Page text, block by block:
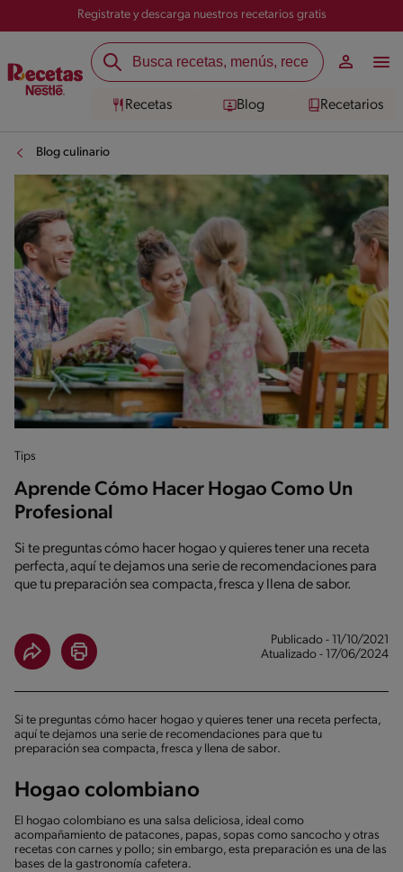
Registrate y descarga nuestros recetarios gratis
Recetas Blog Recetarios
Blog culinario
Tips
Aprende Cómo Hacer Hogao Como Un
Profesional
Si te preguntas cómo hacer hogao y quieres tener una receta
perfecta, aquí te dejamos una serie de recomendaciones para
que tu preparación sea compacta, fresca y llena de sabor.
Publicado - 11/10/2021
Atualizado - 17/06/2024
Si te preguntas cómo hacer hogao y quieres tener una receta perfecta,
aquí te dejamos una serie de recomendaciones para que tu
preparación sea compacta, fresca y llena de sabor.
Hogao colombiano
El hogao colombiano es una salsa deliciosa, ideal como
acompañamiento de patacones, papas, sopas como sancocho y otras
recetas con carnes y pollo; sin embargo, esta preparación es una de las
bases de la gastronomía cafetera.